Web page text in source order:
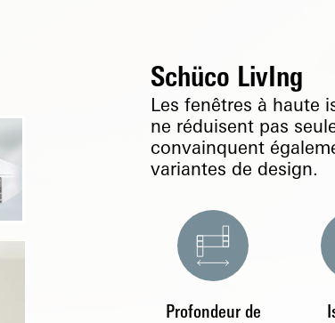
Schüco LivIng
Les fenêtres à haute
ne réduisent pas
convainquent
variantes de design.
Profondeur de